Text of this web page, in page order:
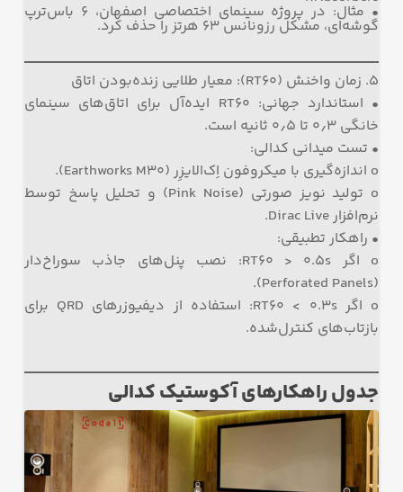
• مثال: در پروژه سینمای اختصاصی اصفهان، ۶ باس‌ترپ
گوشه‌ای، مشکل رزونانس ۶۳ هرتز را حذف کرد.
۵. زمان واخنش (RT60): معیار طلایی زنده‌بودن اتاق
• استاندارد جهانی: RT60 ایده‌آل برای اتاق‌های سینمای
خانگی ۰٫۳ تا ۰٫۵ ثانیه است.
• تست میدانی کدالی:
o اندازه‌گیری با میکروفون اِک‌الایزِر (Earthworks M30).
o تولید نویز صورتی (Pink Noise) و تحلیل پاسخ توسط
نرم‌افزار Dirac Live.
• راهکار تطبیقی:
o اگر RT60 > 0.5s: نصب پنل‌های جاذب سوراخ‌دار
(Perforated Panels).
o اگر RT60 < 0.3s: استفاده از دیفیوزرهای QRD برای
بازتاب‌های کنترل‌شده.
جدول راهکارهای آکوستیک کدالی